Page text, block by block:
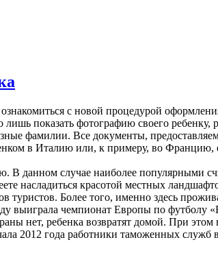
с новой процедурой
показать фотографию своего
фамилии. Все документы,
в Италию или, к примеру, во
В данном случае наиболее популярными
насладиться красотой местных
Более того, именно здесь
выиграла чемпионат Европы по футболу
нет, ребенка возвратят домой. При
2012 года работники таможенных служб